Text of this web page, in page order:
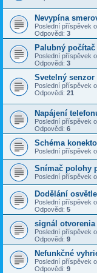
Nevypína
Poslední příspěvek
Odpovědi: 3
Palubný
Poslední příspěvek
Odpovědi: 3
Svetelný senzor
Poslední příspěvek
Odpovědi: 21
Napájení
Poslední příspěvek
Odpovědi: 6
Schéma
Poslední příspěvek
Snímač polohy
Poslední příspěvek
Dodělání
Poslední příspěvek
Odpovědi: 5
signál otvorenia
Poslední příspěvek
Odpovědi: 9
Nefunkčné
Poslední příspěvek
Odpovědi: 9